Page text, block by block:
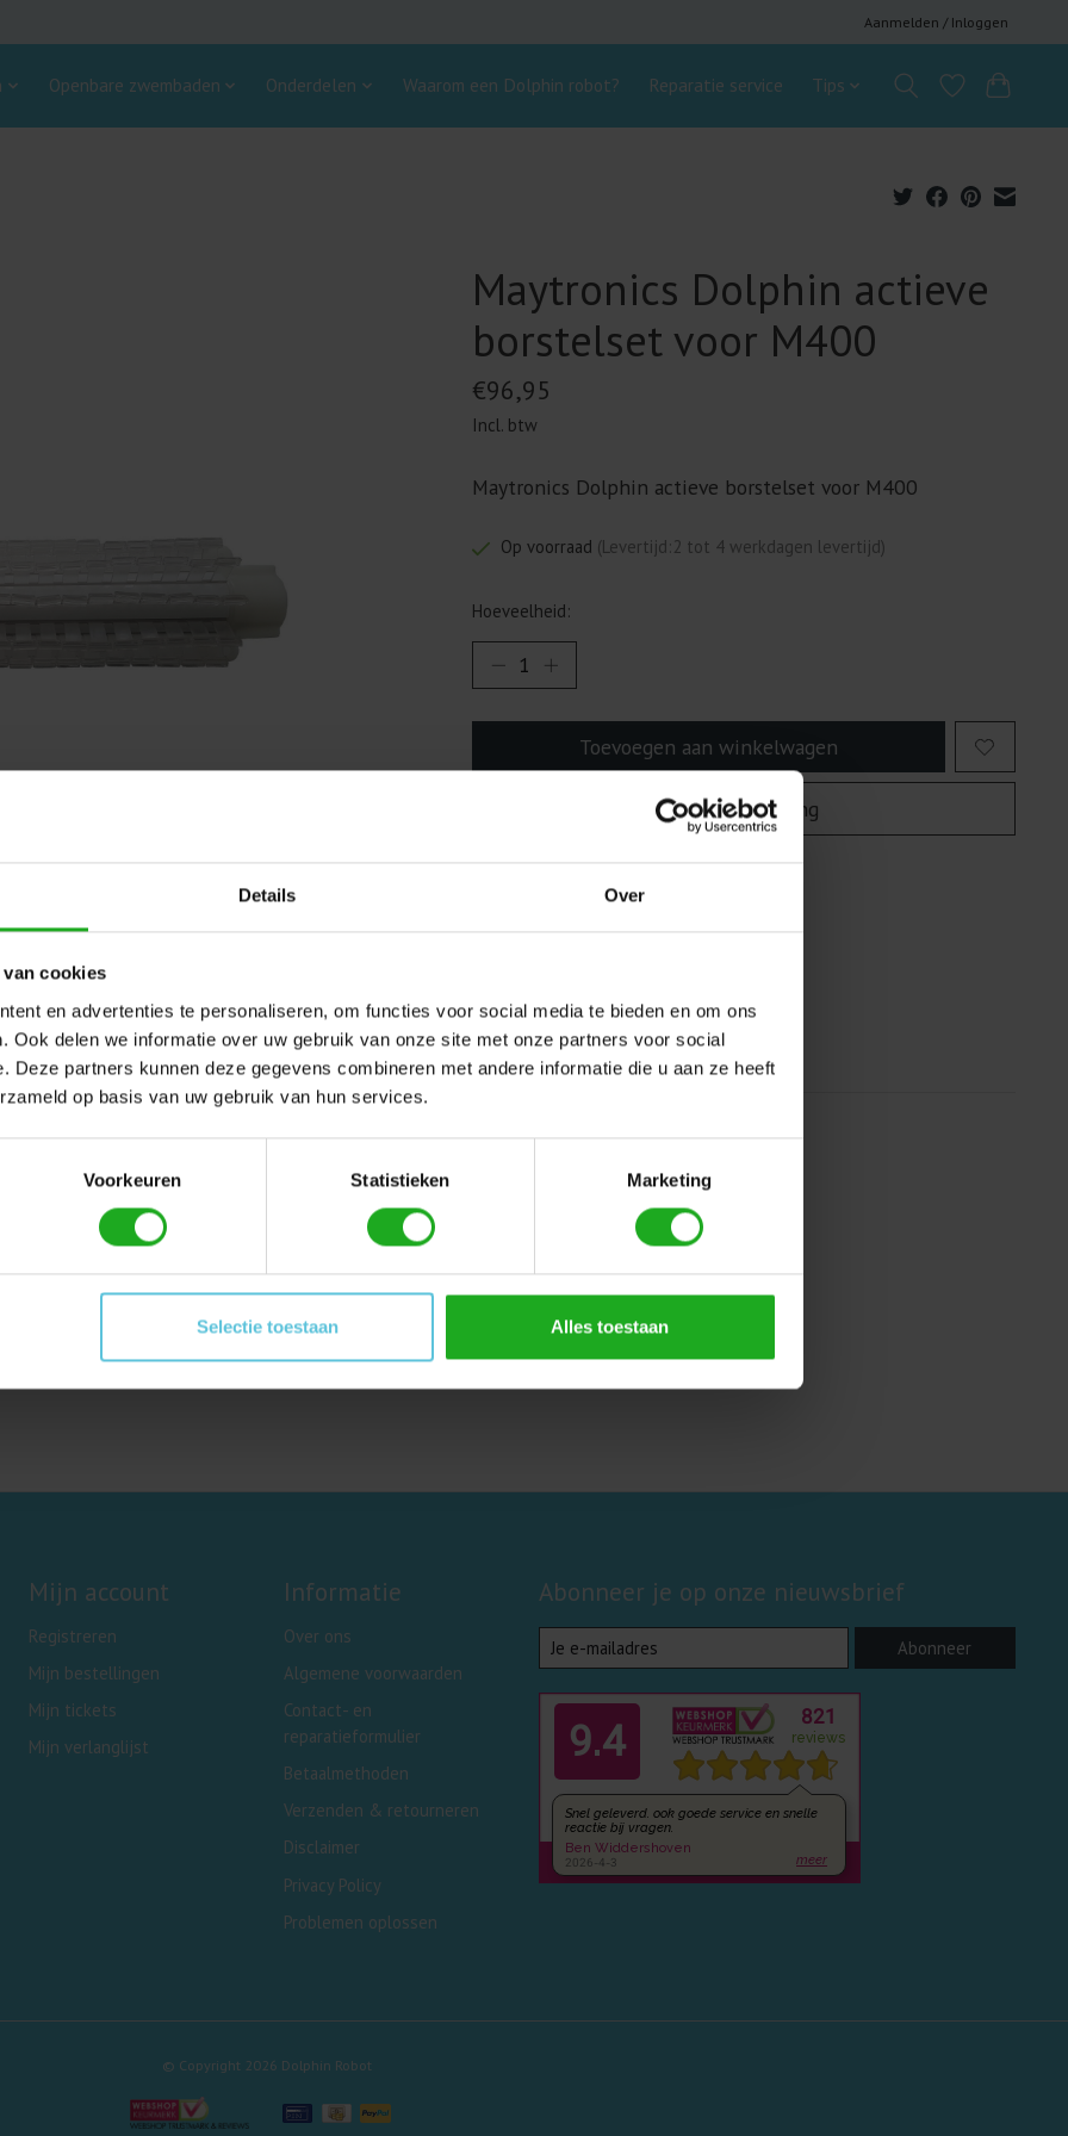
Details Over
van cookies
en advertenties te personaliseren, om functies voor social media te bieden en om ons
Ook delen we informatie over uw gebruik van onze site met onze partners voor social
Deze partners kunnen deze gegevens combineren met andere informatie die u aan ze heeft
op basis van uw gebruik van hun services.
Voorkeuren Statistieken Marketing
Selectie toestaan Alles toestaan
Aanmelden / Inloggen
Openbare zwembaden Onderdelen Waarom een Dolphin robot? Reparatie service Tips
Maytronics Dolphin actieve
borstelset voor M400
€96,95
Incl. btw
Maytronics Dolphin actieve borstelset voor M400
Op voorraad (Levertijd:2 tot 4 werkdagen levertijd)
Hoeveelheid:
Toevoegen aan winkelwagen
Plaats bestelling
Toevoegen om te vergelijken
voor M400
de Dolphin M400.
Mijn account
Registreren
Mijn bestellingen
Mijn tickets
Mijn verlanglijst
Informatie
Over ons
Algemene voorwaarden
Contact- en
reparatieformulier
Betaalmethoden
Verzenden & retourneren
Disclaimer
Privacy Policy
Problemen oplossen
Abonneer je op onze nieuwsbrief
Abonneer
© Copyright 2026 Dolphin Robot